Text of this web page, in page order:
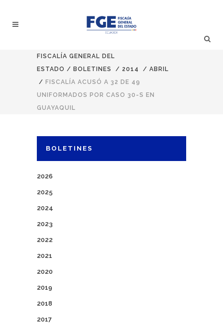
FISCALÍA GENERAL DEL
ESTADO / BOLETINES / 2014 / ABRIL
/ FISCALÍA ACUSÓ A 32 DE 49
UNIFORMADOS POR CASO 30-S EN
GUAYAQUIL
BOLETINES
2026
2025
2024
2023
2022
2021
2020
2019
2018
2017